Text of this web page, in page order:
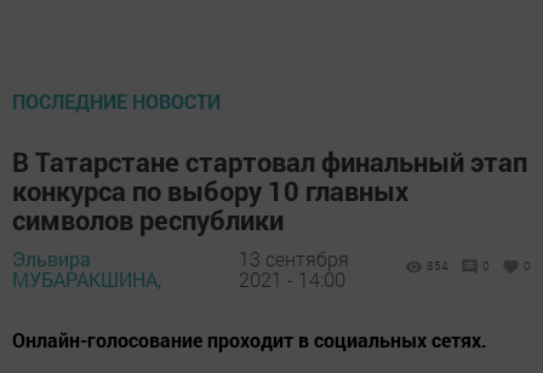
ПОСЛЕДНИЕ НОВОСТИ
В Татарстане стартовал финальный этап
конкурса по выбору 10 главных
символов республики
Эльвира
МУБАРАКШИНА,
13 сентября
2021 - 14:00
854 0 0
Онлайн-голосование проходит в социальных сетях.